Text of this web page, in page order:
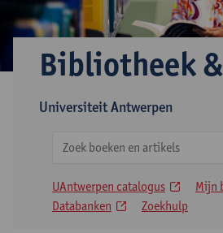
Bibliotheek
Universiteit Antwerpen
UAntwerpen catalogus
Mijn
Databanken
Zoekhulp